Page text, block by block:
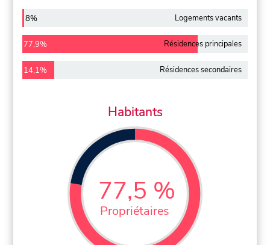
8% Logements vacants
77,9% Résidences principales
14,1% Résidences secondaires
Habitants
77,5 %
Propriétaires